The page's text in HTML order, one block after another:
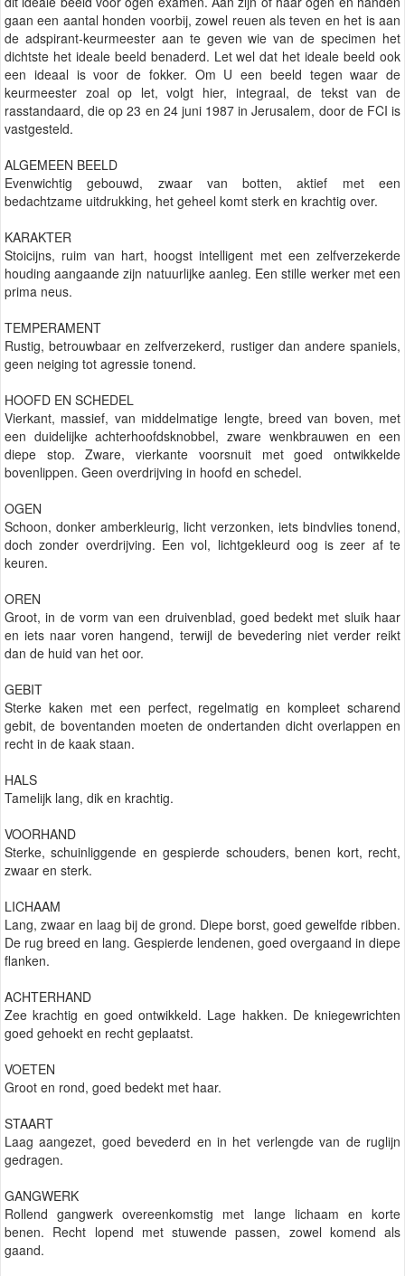
gaan een aantal honden voorbij, zowel reuen als teven en het is aan
de adspirant-keurmeester aan te geven wie van de specimen het
dichtste het ideale beeld benaderd. Let wel dat het ideale beeld ook
een ideaal is voor de fokker. Om U een beeld tegen waar de
keurmeester zoal op let, volgt hier, integraal, de tekst van de
rasstandaard, die op 23 en 24 juni 1987 in Jerusalem, door de FCI is
vastgesteld.
ALGEMEEN BEELD
Evenwichtig gebouwd, zwaar van botten, aktief met een
bedachtzame uitdrukking, het geheel komt sterk en krachtig over.
KARAKTER
Stoicijns, ruim van hart, hoogst intelligent met een zelfverzekerde
houding aangaande zijn natuurlijke aanleg. Een stille werker met een
prima neus.
TEMPERAMENT
Rustig, betrouwbaar en zelfverzekerd, rustiger dan andere spaniels,
geen neiging tot agressie tonend.
HOOFD EN SCHEDEL
Vierkant, massief, van middelmatige lengte, breed van boven, met
een duidelijke achterhoofdsknobbel, zware wenkbrauwen en een
diepe stop. Zware, vierkante voorsnuit met goed ontwikkelde
bovenlippen. Geen overdrijving in hoofd en schedel.
OGEN
Schoon, donker amberkleurig, licht verzonken, iets bindvlies tonend,
doch zonder overdrijving. Een vol, lichtgekleurd oog is zeer af te
keuren.
OREN
Groot, in de vorm van een druivenblad, goed bedekt met sluik haar
en iets naar voren hangend, terwijl de bevedering niet verder reikt
dan de huid van het oor.
GEBIT
Sterke kaken met een perfect, regelmatig en kompleet scharend
gebit, de boventanden moeten de ondertanden dicht overlappen en
recht in de kaak staan.
HALS
Tamelijk lang, dik en krachtig.
VOORHAND
Sterke, schuinliggende en gespierde schouders, benen kort, recht,
zwaar en sterk.
LICHAAM
Lang, zwaar en laag bij de grond. Diepe borst, goed gewelfde ribben.
De rug breed en lang. Gespierde lendenen, goed overgaand in diepe
flanken.
ACHTERHAND
Zee krachtig en goed ontwikkeld. Lage hakken. De kniegewrichten
goed gehoekt en recht geplaatst.
VOETEN
Groot en rond, goed bedekt met haar.
STAART
Laag aangezet, goed bevederd en in het verlengde van de ruglijn
gedragen.
GANGWERK
Rollend gangwerk overeenkomstig met lange lichaam en korte
benen. Recht lopend met stuwende passen, zowel komend als
gaand.